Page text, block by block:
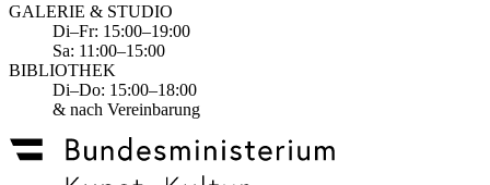
Opening Hours
GALERIE & STUDIO
Di–Fr: 15:00–19:00
Sa: 11:00–15:00
BIBLIOTHEK
Di–Do: 15:00–18:00
& nach Vereinbarung